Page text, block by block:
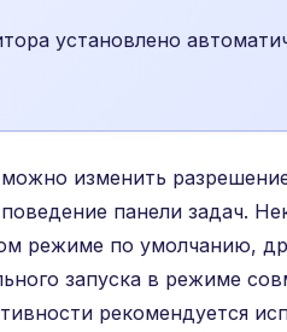
установлено
изменить
панели задач.
режиме по умолчанию,
запуска в режиме
рекомендуется